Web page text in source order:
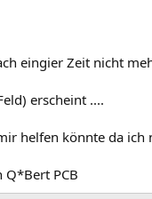
eingier Zeit nicht
erscheint ....
helfen könnte da ich
Q*Bert PCB